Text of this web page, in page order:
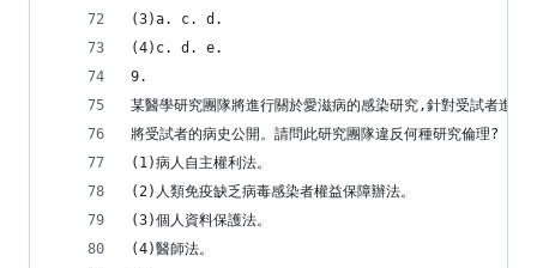
(3)a. c. d.
(4)c. d. e.
9.
某醫學研究團隊將進行關於愛滋病的感染研究,針對受試者進行
將受試者的病史公開。請問此研究團隊違反何種研究倫理? 3
(1)病人自主權利法。
(2)人類免疫缺乏病毒感染者權益保障辦法。
(3)個人資料保護法。
(4)醫師法。